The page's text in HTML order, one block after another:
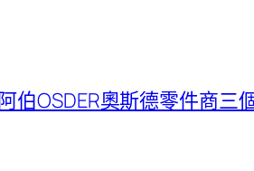
伯OSDER奧斯德零件商三